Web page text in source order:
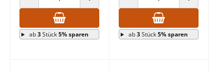
ANZAHL VERRINGERN ANZAHL ERHÖHEN
ab3Stück5% sparen
ANZAHL VERRINGERN ANZAHL
ab3Stück5% sparen